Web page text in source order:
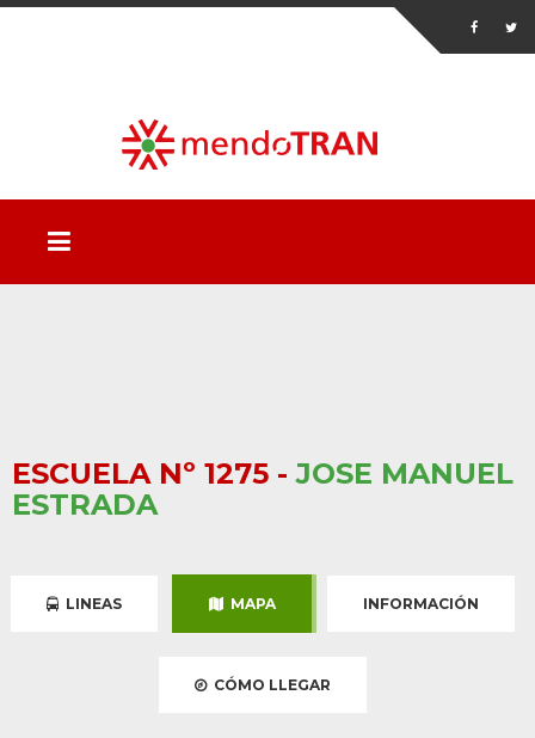
ESCUELA Nº 1275 -JOSE MANUEL
ESTRADA
LINEAS MAPA INFORMACIÓN
CÓMO LLEGAR